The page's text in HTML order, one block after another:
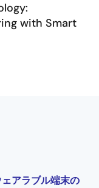
powerful
The
chip solution for
with Smart
アラブル端末の